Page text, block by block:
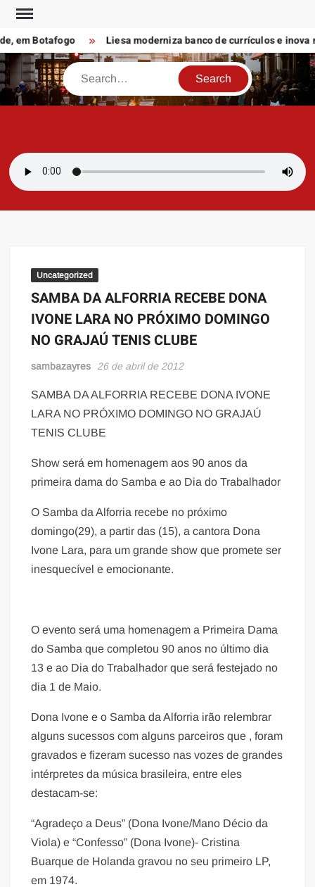
Skip
content
em Botafogo ​​Liesa moderniza banco de currículos e inova
Search
Uncategorized
SAMBA DA ALFORRIA RECEBE DONA
IVONE LARA NO PRÓXIMO DOMINGO
NO GRAJAÚ TENIS CLUBE
sambazayres 26 de abril de 2012
SAMBA DA ALFORRIA RECEBE DONA IVONE
LARA NO PRÓXIMO DOMINGO NO GRAJAÚ
TENIS CLUBE
Show será em homenagem aos 90 anos da
primeira dama do Samba e ao Dia do Trabalhador
O Samba da Alforria recebe no próximo
domingo(29), a partir das (15), a cantora Dona
Ivone Lara, para um grande show que promete ser
inesquecível e emocionante.
O evento será uma homenagem a Primeira Dama
do Samba que completou 90 anos no último dia
13 e ao Dia do Trabalhador que será festejado no
dia 1 de Maio.
Dona Ivone e o Samba da Alforria irão relembrar
alguns sucessos com alguns parceiros que , foram
gravados e fizeram sucesso nas vozes de grandes
intérpretes da música brasileira, entre eles
destacam-se:
“Agradeço a Deus” (Dona Ivone/Mano Décio da
Viola) e “Confesso” (Dona Ivone)- Cristina
Buarque de Holanda gravou no seu primeiro LP,
em 1974.